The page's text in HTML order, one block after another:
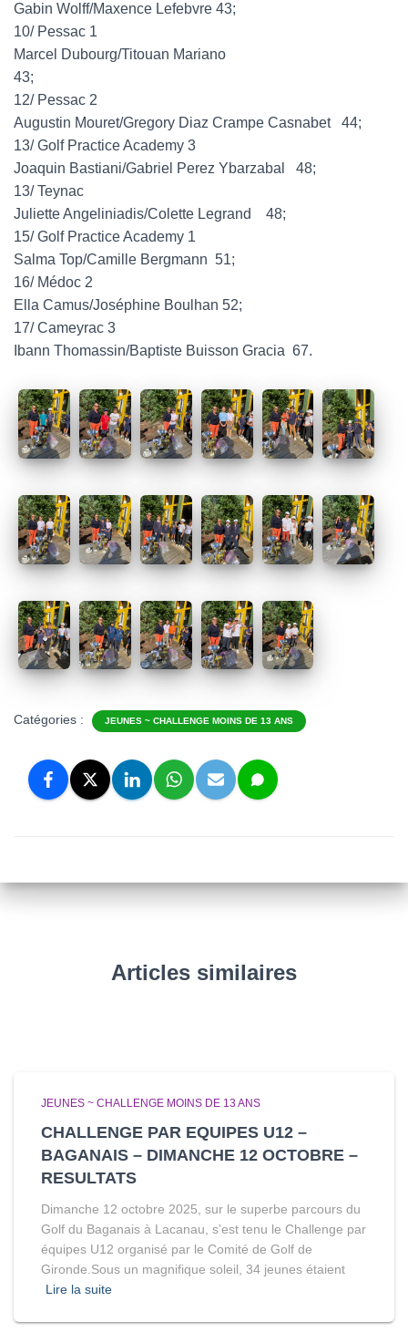
Gabin Wolff/Maxence Lefebvre 43;
10/ Pessac 1
Marcel Dubourg/Titouan Mariano
43;
12/ Pessac 2
Augustin Mouret/Gregory Diaz Crampe Casnabet 44;
13/ Golf Practice Academy 3
Joaquin Bastiani/Gabriel Perez Ybarzabal 48;
13/ Teynac
Juliette Angeliniadis/Colette Legrand 48;
15/ Golf Practice Academy 1
Salma Top/Camille Bergmann 51;
16/ Médoc 2
Ella Camus/Joséphine Boulhan 52;
17/ Cameyrac 3
Ibann Thomassin/Baptiste Buisson Gracia 67.
Catégories : JEUNES ~ CHALLENGE MOINS DE 13 ANS
Articles similaires
JEUNES ~ CHALLENGE MOINS DE 13 ANS
CHALLENGE PAR EQUIPES U12 –
BAGANAIS – DIMANCHE 12 OCTOBRE –
RESULTATS
Dimanche 12 octobre 2025, sur le superbe parcours du
Golf du Baganais à Lacanau, s’est tenu le Challenge par
équipes U12 organisé par le Comité de Golf de
Gironde.Sous un magnifique soleil, 34 jeunes étaient
Lire la suite